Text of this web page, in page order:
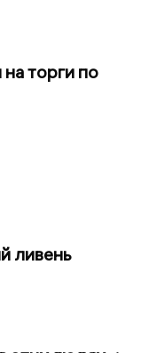
торги по
ливень